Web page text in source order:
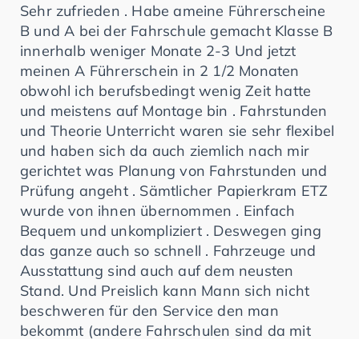
Sehr zufrieden . Habe ameine Führerscheine
B und A bei der Fahrschule gemacht Klasse B
innerhalb weniger Monate 2-3 Und jetzt
meinen A Führerschein in 2 1/2 Monaten
obwohl ich berufsbedingt wenig Zeit hatte
und meistens auf Montage bin . Fahrstunden
und Theorie Unterricht waren sie sehr flexibel
und haben sich da auch ziemlich nach mir
gerichtet was Planung von Fahrstunden und
Prüfung angeht . Sämtlicher Papierkram ETZ
wurde von ihnen übernommen . Einfach
Bequem und unkompliziert . Deswegen ging
das ganze auch so schnell . Fahrzeuge und
Ausstattung sind auch auf dem neusten
Stand. Und Preislich kann Mann sich nicht
beschweren für den Service den man
bekommt (andere Fahrschulen sind da mit